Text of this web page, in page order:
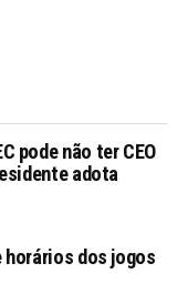
pode não ter CEO
adota
horários dos jogos